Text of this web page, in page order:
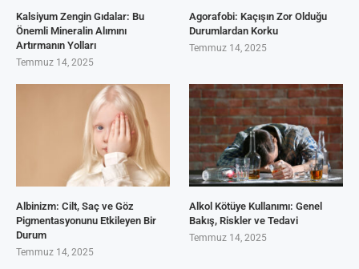
Kalsiyum Zengin Gıdalar: Bu
Önemli Mineralin Alımını
Artırmanın Yolları
Temmuz 14, 2025
Agorafobi: Kaçışın Zor Olduğu
Durumlardan Korku
Temmuz 14, 2025
Albinizm: Cilt, Saç ve Göz
Pigmentasyonunu Etkileyen Bir
Durum
Temmuz 14, 2025
Alkol Kötüye Kullanımı: Genel
Bakış, Riskler ve Tedavi
Temmuz 14, 2025